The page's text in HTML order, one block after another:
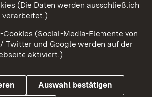
Barrierefreiheit
Cookies
(Die Daten werden ausschließlich
verarbeitet.)
(Social-Media-Elemente von
Twitter und Google werden auf der
aktiviert.)
Auswahl bestätigen